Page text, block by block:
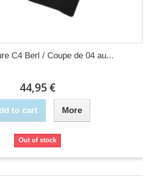
C4 Berl / Coupe de 04 au...
44,95 €
to cart More
Out of stock